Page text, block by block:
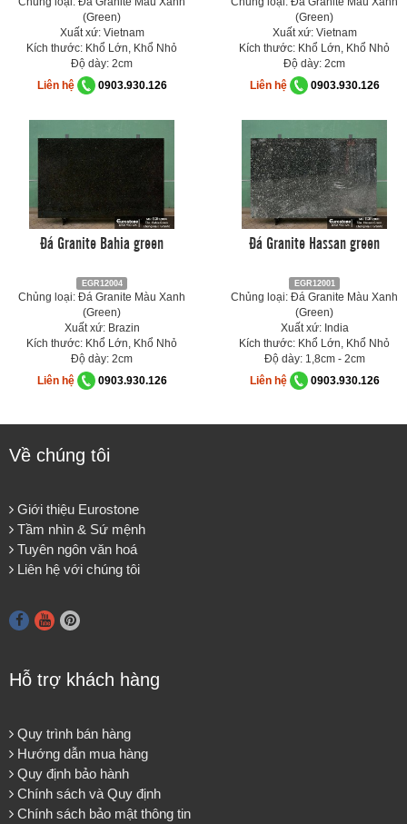
(Green)
Xuất xứ: Vietnam
Kích thước: Khổ Lớn, Khổ Nhỏ
Độ dày: 2cm
Liên hệ
0903.930.126
(Green)
Xuất xứ: Vietnam
Kích thước: Khổ Lớn, Khổ Nhỏ
Độ dày: 2cm
Liên hệ
0903.930.126
Đá Granite Bahia green
EGR12004
Chủng loại: Đá Granite Màu Xanh
(Green)
Xuất xứ: Brazin
Kích thước: Khổ Lớn, Khổ Nhỏ
Độ dày: 2cm
Liên hệ
0903.930.126
Đá Granite Hassan green
EGR12001
Chủng loại: Đá Granite Màu Xanh
(Green)
Xuất xứ: India
Kích thước: Khổ Lớn, Khổ Nhỏ
Độ dày: 1,8cm - 2cm
Liên hệ
0903.930.126
Về chúng tôi
Giới thiệu Eurostone
Tầm nhìn & Sứ mệnh
Tuyên ngôn văn hoá
Liên hệ với chúng tôi
Hỗ trợ khách hàng
Quy trình bán hàng
Hướng dẫn mua hàng
Quy định bảo hành
Chính sách và Quy định
Chính sách bảo mật thông tin